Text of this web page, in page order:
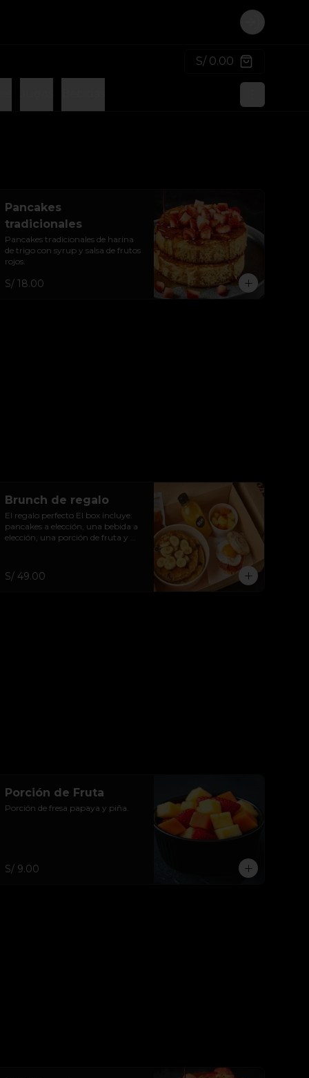
Login
S/ 0.00
Pancakes
tradicionales
Pancakes tradicionales de harina
de trigo con syrup y salsa de frutos
rojos.
S/ 18.00
Brunch de regalo
El regalo perfecto El box incluye:
pancakes a elección, una bebida a
elección, una porción de fruta y
S/ 49.00
Porción de Fruta
Porción de fresa papaya y piña.
S/ 9.00